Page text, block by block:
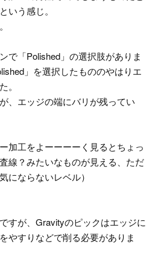
いう感じ。
で「Polished」の選択肢がありま
」を選択したもののやはりエ
。
、エッジの端にバリが残ってい
加工をよーーーーく見るとちょっ
線？みたいなものが見える、ただ
にならないレベル）
すが、Gravityのピックはエッジに
やすりなどで削る必要がありま